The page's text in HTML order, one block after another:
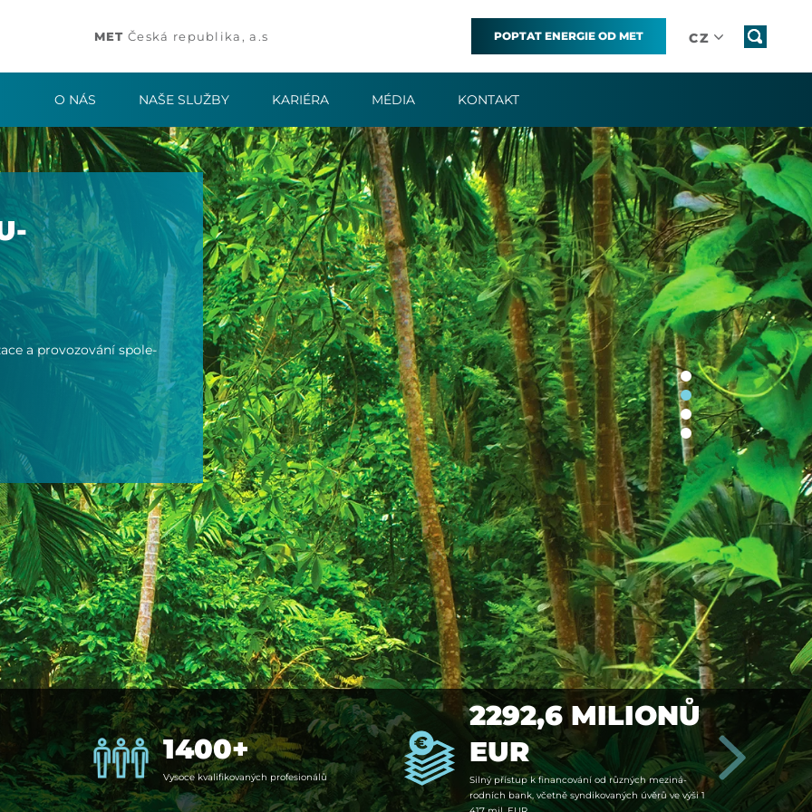
MET Česká republika, a.s POPTAT ENERGIE OD MET CZ
O NÁS NAŠE SLUŽBY KARIÉRA MÉDIA KONTAKT
a provo­zování spole­
1400+
Vy­so­ce kva­lifi­kovaných profe­si­o­ná­lů
2292,6 MILIONŮ
EUR
Si­lný pří­stup k fi­nan­cování od růz­ných mezi­ná­
rodních bank, včetně syn­di­kovaných úvě­rů ve vý­ši 1